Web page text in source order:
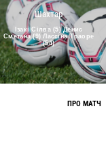
Шахтар
Ізакі Сілва (5) Денис
Сметана (9) Лассіна Траоре
(54)
ПРО МАТЧ